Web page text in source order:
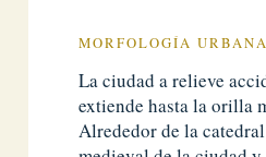
MORFOLOGÍA URBANA
La ciudad a relieve
extiende hasta la orilla
Alrededor de la